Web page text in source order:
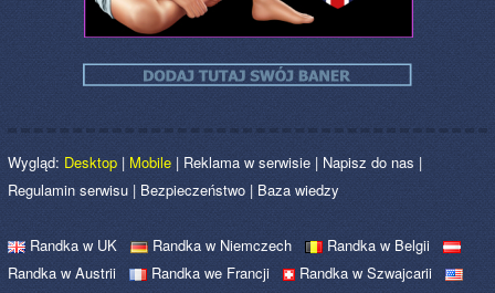
Wygląd: Desktop | Mobile | Reklama w serwisie | Napisz do nas |
Regulamin serwisu | Bezpieczeństwo | Baza wiedzy
Randka w UK Randka w Niemczech
Randka w Belgii
Randka w Austrii
Randka we Francji
Randka w Szwajcarii